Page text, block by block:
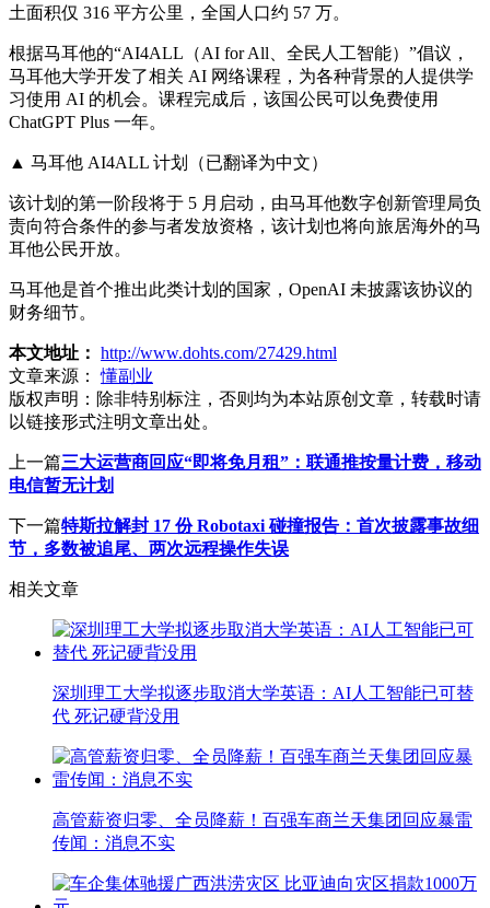
土面积仅 316 平方公里，全国人口约 57 万。
根据马耳他的“AI4ALL（AI for All、全民人工智能）”倡议，
马耳他大学开发了相关 AI 网络课程，为各种背景的人提供学
习使用 AI 的机会。课程完成后，该国公民可以免费使用
ChatGPT Plus 一年。
▲ 马耳他 AI4ALL 计划（已翻译为中文）
该计划的第一阶段将于 5 月启动，由马耳他数字创新管理局负
责向符合条件的参与者发放资格，该计划也将向旅居海外的马
耳他公民开放。
马耳他是首个推出此类计划的国家，OpenAI 未披露该协议的
财务细节。
本文地址： http://www.dohts.com/27429.html
文章来源：
懂副业
版权声明： 除非特别标注，否则均为本站原创文章，转载时请
以链接形式注明文章出处。
上一篇三大运营商回应“即将免月租”：联通推按量计费，移动
电信暂无计划
下一篇特斯拉解封 17 份 Robotaxi 碰撞报告：首次披露事故细
节，多数被追尾、两次远程操作失误
相关文章
深圳理工大学拟逐步取消大学英语：AI人工智能已可替
代 死记硬背没用
高管薪资归零、全员降薪！百强车商兰天集团回应暴雷
传闻：消息不实